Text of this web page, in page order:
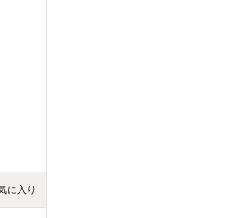
に入り